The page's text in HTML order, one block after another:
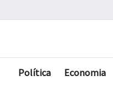
Política Economia